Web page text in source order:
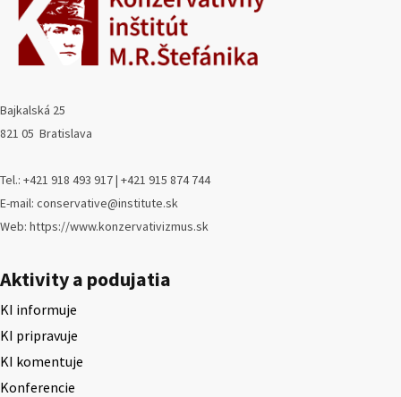
Bajkalská 25
821 05 Bratislava
Tel.: +421 918 493 917 | +421 915 874 744
E-mail: conservative@institute.sk
Web: https://www.konzervativizmus.sk
Aktivity a podujatia
KI informuje
KI pripravuje
KI komentuje
Konferencie